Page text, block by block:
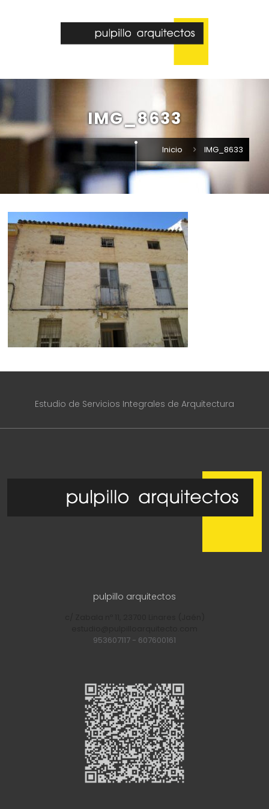
IMG_8633
Inicio IMG_8633
Estudio de Servicios Integrales de Arquitectura
pulpillo arquitectos
953607117 - 607600161